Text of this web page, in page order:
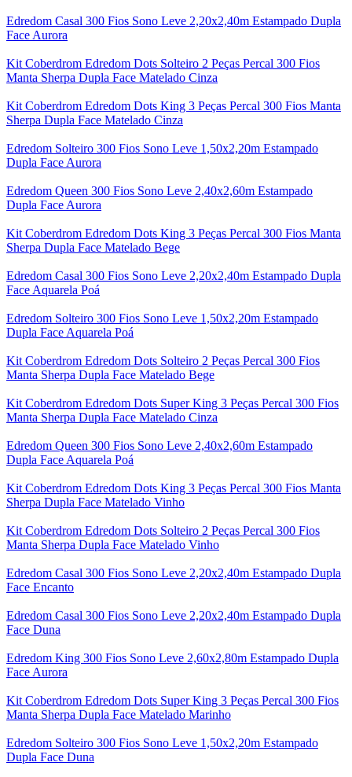
Edredom Casal 300 Fios Sono Leve 2,20x2,40m Estampado Dupla
Face Aurora
Kit Coberdrom Edredom Dots Solteiro 2 Peças Percal 300 Fios
Manta Sherpa Dupla Face Matelado Cinza
Kit Coberdrom Edredom Dots King 3 Peças Percal 300 Fios Manta
Sherpa Dupla Face Matelado Cinza
Edredom Solteiro 300 Fios Sono Leve 1,50x2,20m Estampado
Dupla Face Aurora
Edredom Queen 300 Fios Sono Leve 2,40x2,60m Estampado
Dupla Face Aurora
Kit Coberdrom Edredom Dots King 3 Peças Percal 300 Fios Manta
Sherpa Dupla Face Matelado Bege
Edredom Casal 300 Fios Sono Leve 2,20x2,40m Estampado Dupla
Face Aquarela Poá
Edredom Solteiro 300 Fios Sono Leve 1,50x2,20m Estampado
Dupla Face Aquarela Poá
Kit Coberdrom Edredom Dots Solteiro 2 Peças Percal 300 Fios
Manta Sherpa Dupla Face Matelado Bege
Kit Coberdrom Edredom Dots Super King 3 Peças Percal 300 Fios
Manta Sherpa Dupla Face Matelado Cinza
Edredom Queen 300 Fios Sono Leve 2,40x2,60m Estampado
Dupla Face Aquarela Poá
Kit Coberdrom Edredom Dots King 3 Peças Percal 300 Fios Manta
Sherpa Dupla Face Matelado Vinho
Kit Coberdrom Edredom Dots Solteiro 2 Peças Percal 300 Fios
Manta Sherpa Dupla Face Matelado Vinho
Edredom Casal 300 Fios Sono Leve 2,20x2,40m Estampado Dupla
Face Encanto
Edredom Casal 300 Fios Sono Leve 2,20x2,40m Estampado Dupla
Face Duna
Edredom King 300 Fios Sono Leve 2,60x2,80m Estampado Dupla
Face Aurora
Kit Coberdrom Edredom Dots Super King 3 Peças Percal 300 Fios
Manta Sherpa Dupla Face Matelado Marinho
Edredom Solteiro 300 Fios Sono Leve 1,50x2,20m Estampado
Dupla Face Duna